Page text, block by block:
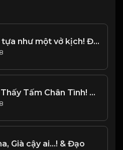
Đời người, tựa như một vở kịch! Đạo
Phong Ba Thấy Tấm Chân Tình! Đạo
Già cậy ai...! & Đạo